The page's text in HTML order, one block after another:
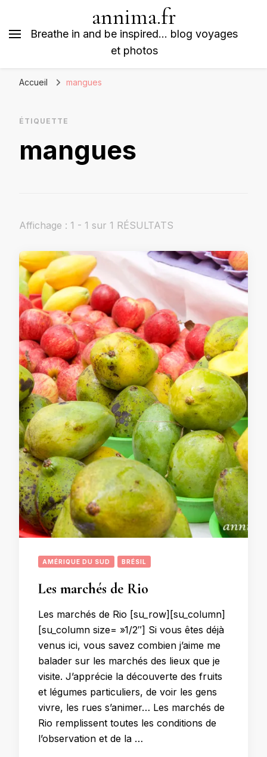
annima.fr
Breathe in and be inspired… blog voyages
et photos
Accueil mangues
ÉTIQUETTE
mangues
Affichage : 1 - 1 sur 1 RÉSULTATS
AMÉRIQUE DU SUD BRÉSIL
Les marchés de Rio
Les marchés de Rio [su_row][su_column]
[su_column size= »1/2″] Si vous êtes déjà
venus ici, vous savez combien j’aime me
balader sur les marchés des lieux que je
visite. J’apprécie la découverte des fruits
et légumes particuliers, de voir les gens
vivre, les rues s’animer… Les marchés de
Rio remplissent toutes les conditions de
l’observation et de la …